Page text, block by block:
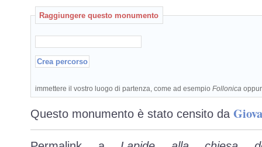
Raggiungere questo monumento
immettere il vostro luogo di partenza, come ad esempio Follonica
Questo monumento è stato censito da